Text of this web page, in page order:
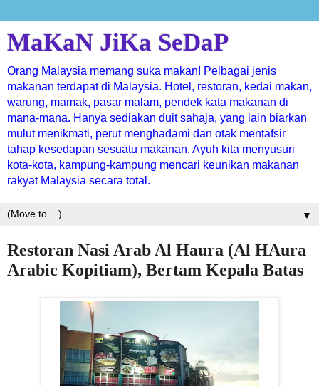
MaKaN JiKa SeDaP
Orang Malaysia memang suka makan! Pelbagai jenis
makanan terdapat di Malaysia. Hotel, restoran, kedai makan,
warung, mamak, pasar malam, pendek kata makanan di
mana-mana. Hanya sediakan duit sahaja, yang lain biarkan
mulut menikmati, perut menghadami dan otak mentafsir
tahap kesedapan sesuatu makanan. Ayuh kita menyusuri
kota-kota, kampung-kampung mencari keunikan makanan
rakyat Malaysia secara total.
▼
Restoran Nasi Arab Al Haura (Al HAura
Arabic Kopitiam), Bertam Kepala Batas